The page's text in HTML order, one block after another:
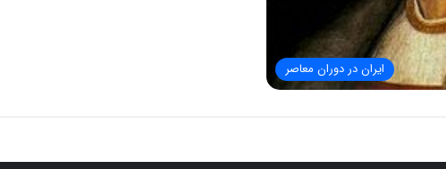
ایران در دوران معاصر